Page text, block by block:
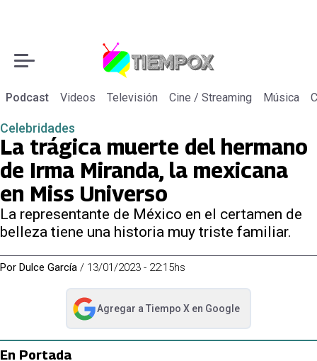
Podcast Videos Televisión Cine / Streaming Música
Celebridades
La trágica muerte del hermano
de Irma Miranda, la mexicana
en Miss Universo
La representante de México en el certamen de
belleza tiene una historia muy triste familiar.
Por Dulce García / 13/01/2023 - 22:15hs
Agregar a Tiempo Xen Google
abre en nueva pestaña
En Portada